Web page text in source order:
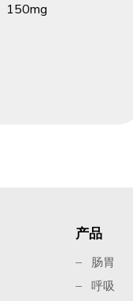
150mg
产品
肠胃
呼吸